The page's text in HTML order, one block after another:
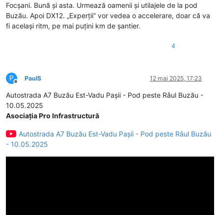
Focșani. Bună și asta. Urmează oamenii și utilajele de la pod
Buzău. Apoi DX12. „Experții” vor vedea o accelerare, doar că va
fi același ritm, pe mai puțini km de șantier.
4
P
Deconectat
PaulS 12 mai 2025, 17:23
Autostrada A7 Buzău Est-Vadu Pașii - Pod peste Râul Buzău -
10.05.2025
Asociația Pro Infrastructură
Autostrada A7 Buzău Est-Vadu Pașii - Pod peste Râul Buzău
- 10.05.2025